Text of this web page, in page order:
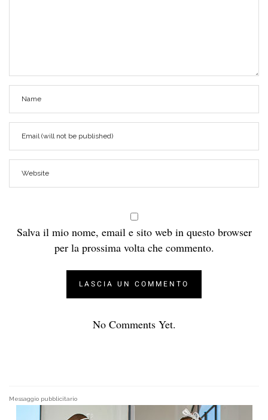
Salva il mio nome, email e sito web in questo browser
per la prossima volta che commento.
No Comments Yet.
Messaggio pubblicitario